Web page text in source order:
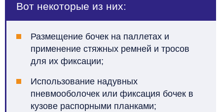
Вот некоторые из них:
Размещение бочек на паллетах и
применение стяжных ремней и тросов
для их фиксации;
Использование надувных
пневмооболочек или фиксация бочек в
кузове распорными планками;